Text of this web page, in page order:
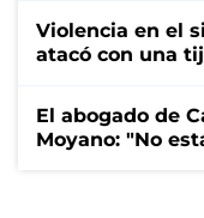
Violencia en el
atacó con una
El abogado de
Moyano: "No